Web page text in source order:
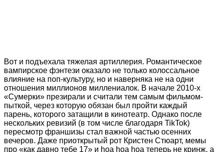
Вот и подъехала тяжелая артиллерия. Романтическое
вампирское фэнтези оказало не только колоссальное
влияние на поп-культуру, но и наверняка не на одни
отношения миллионов миллениалок. В начале 2010-х
«Сумерки» презирали и считали тем самым фильмом-
пыткой, через которую обязан был пройти каждый
парень, которого затащили в кинотеатр. Однако после
нескольких ревизий (в том числе благодаря TikTok)
пересмотр франшизы стал важной частью осенних
вечеров. Даже приоткрытый рот Кристен Стюарт, мемы
про «как давно тебе 17» и hoa hoa hoa теперь не кринж, а